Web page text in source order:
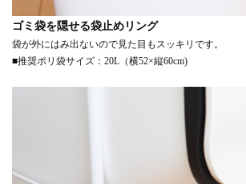
ゴミ袋を隠せる袋止めリング
袋が外にはみ出ないので見た目もスッキリです。
■推奨ポリ袋サイズ：20L（横52×縦60cm)